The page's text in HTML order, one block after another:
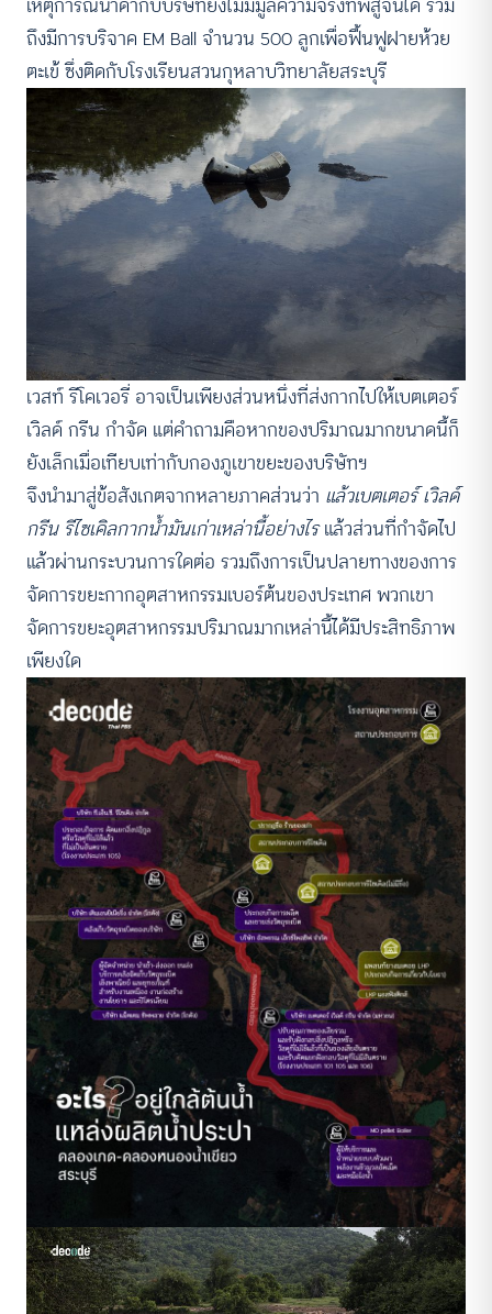
ถึงมีการบริจาค EM Ball จำนวน 500 ลูกเพื่อฟื้นฟูฝายห้วย
ตะเข้ ซึ่งติดกับโรงเรียนสวนกุหลาบวิทยาลัยสระบุรี
เวสท์ รีโคเวอรี่ อาจเป็นเพียงส่วนหนึ่งที่ส่งกากไปให้เบตเตอร์
เวิลด์ กรีน กำจัด แต่คำถามคือหากของปริมาณมากขนาดนี้ก็
ยังเล็กเมื่อเทียบเท่ากับกองภูเขาขยะของบริษัทฯ
จึงนำมาสู่ข้อสังเกตจากหลายภาคส่วนว่า แล้วเบตเตอร์ เวิลด์
กรีน รีไซเคิลกากน้ำมันเก่าเหล่านี้อย่างไรแล้วส่วนที่กำจัดไป
แล้วผ่านกระบวนการใดต่อ รวมถึงการเป็นปลายทางของการ
จัดการขยะกากอุตสาหกรรมเบอร์ต้นของประเทศ พวกเขา
จัดการขยะอุตสาหกรรมปริมาณมากเหล่านี้ได้มีประสิทธิภาพ
เพียงใด